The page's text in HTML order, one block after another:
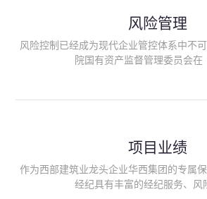
供专业、优质的保险经纪服
风险管理
风险控制已经成为现代企业管控体系中不
院国有资产监督管理委员会在
能够为客户降低风险管理成本，提高经营
从风险评估、风险分析、风险防范、风险
等全方位、全过程、专家式的服务，拓展
项目业绩
作为西部建筑业龙头企业华西集团的专属
经纪具有丰富的经纪服务、风